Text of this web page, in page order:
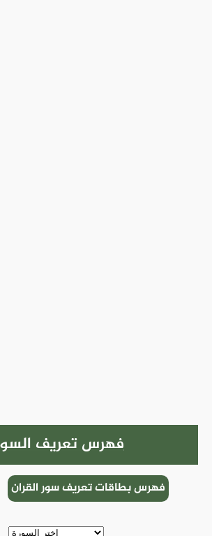
فهرس تعريف
فهرس بطاقات تعريف سور القران